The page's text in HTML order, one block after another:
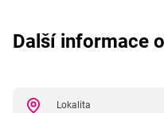
Další informace
Lokalita